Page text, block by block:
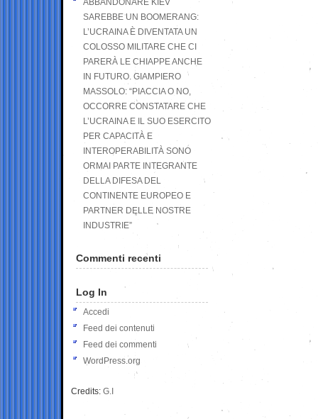
ABBANDONARE KIEV
SAREBBE UN BOOMERANG:
L’UCRAINA È DIVENTATA UN
COLOSSO MILITARE CHE CI
PARERÀ LE CHIAPPE ANCHE
IN FUTURO. GIAMPIERO
MASSOLO: “PIACCIA O NO,
OCCORRE CONSTATARE CHE
L’UCRAINA E IL SUO ESERCITO
PER CAPACITÀ E
INTEROPERABILITÀ SONO
ORMAI PARTE INTEGRANTE
DELLA DIFESA DEL
CONTINENTE EUROPEO E
PARTNER DELLE NOSTRE
INDUSTRIE”
Commenti recenti
Log In
Accedi
Feed dei contenuti
Feed dei commenti
WordPress.org
Credits: G.I